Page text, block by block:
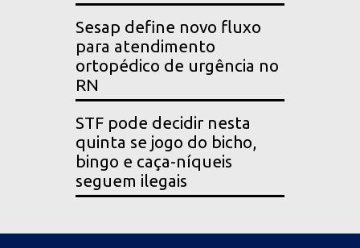
Sesap define novo fluxo
para atendimento
ortopédico de urgência no
RN
STF pode decidir nesta
quinta se jogo do bicho,
bingo e caça-níqueis
seguem ilegais